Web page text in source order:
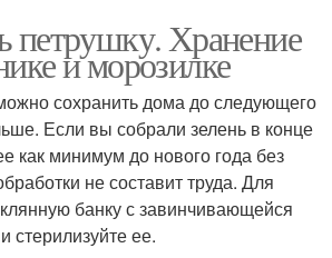
петрушку. Хранение
и морозилке
сохранить дома до следующего
Если вы собрали зелень в конце
как минимум до нового года без
не составит труда. Для
банку с завинчивающейся
стерилизуйте ее.